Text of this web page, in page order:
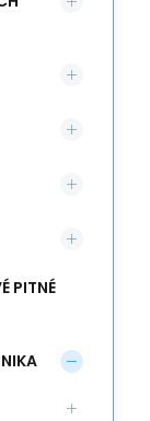
PITNÉ